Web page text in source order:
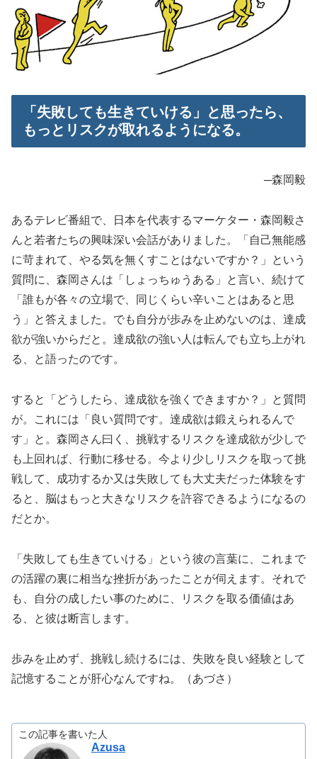
「失敗しても生きていける」と思ったら、
もっとリスクが取れるようになる。
─森岡毅
あるテレビ番組で、日本を代表するマーケター・森岡毅さ
んと若者たちの興味深い会話がありました。「自己無能感
に苛まれて、やる気を無くすことはないですか？」という
質問に、森岡さんは「しょっちゅうある」と言い、続けて
「誰もが各々の立場で、同じくらい辛いことはあると思
う」と答えました。でも自分が歩みを止めないのは、達成
欲が強いからだと。達成欲の強い人は転んでも立ち上がれ
る、と語ったのです。
すると「どうしたら、達成欲を強くできますか？」と質問
が。これには「良い質問です。達成欲は鍛えられるんで
す」と。森岡さん曰く、挑戦するリスクを達成欲が少しで
も上回れば、行動に移せる。今より少しリスクを取って挑
戦して、成功するか又は失敗しても大丈夫だった体験をす
ると、脳はもっと大きなリスクを許容できるようになるの
だとか。
「失敗しても生きていける」という彼の言葉に、これまで
の活躍の裏に相当な挫折があったことが伺えます。それで
も、自分の成したい事のために、リスクを取る価値はあ
る、と彼は断言します。
歩みを止めず、挑戦し続けるには、失敗を良い経験として
記憶することが肝心なんですね。（あづさ）
この記事を書いた人
Azusa